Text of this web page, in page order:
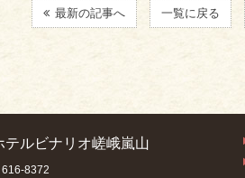
最新の記事へ 一覧に戻る
テルビナリオ嵯峨嵐山
616-8372